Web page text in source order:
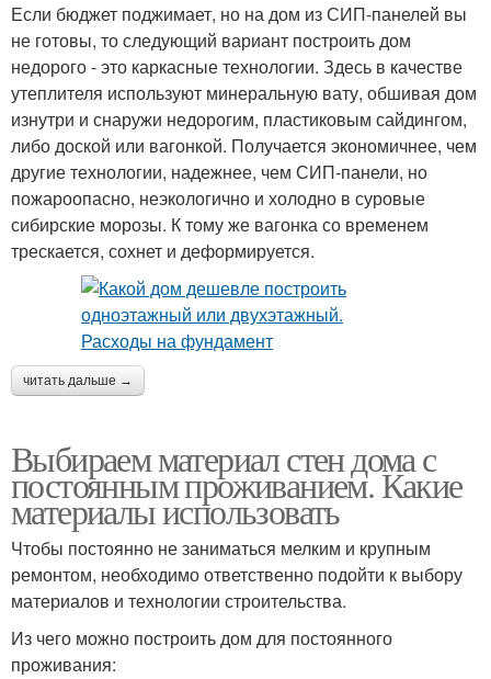
Если бюджет поджимает, но на дом из СИП-панелей вы
не готовы, то следующий вариант построить дом
недорого - это каркасные технологии. Здесь в качестве
утеплителя используют минеральную вату, обшивая дом
изнутри и снаружи недорогим, пластиковым сайдингом,
либо доской или вагонкой. Получается экономичнее, чем
другие технологии, надежнее, чем СИП-панели, но
пожароопасно, неэкологично и холодно в суровые
сибирские морозы. К тому же вагонка со временем
трескается, сохнет и деформируется.
читать дальше →
Выбираем материал стен дома с
постоянным проживанием. Какие
материалы использовать
Чтобы постоянно не заниматься мелким и крупным
ремонтом, необходимо ответственно подойти к выбору
материалов и технологии строительства.
Из чего можно построить дом для постоянного
проживания: